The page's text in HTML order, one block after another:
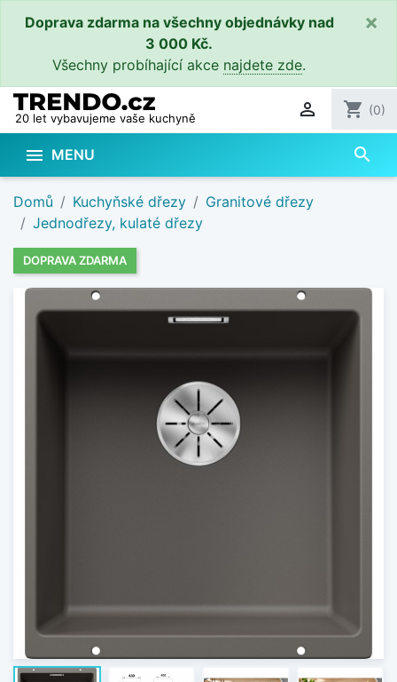
Doprava zdarma na všechny objednávky nad
3 000 Kč.
Všechny probíhající akce najdete zde.
×
20 let vybavujeme vaše kuchyně  shopping_cart (0)
 MENU search
Domů Kuchyňské dřezy
Granitové dřezy
Jednodřezy, kulaté dřezy
DOPRAVA ZDARMA